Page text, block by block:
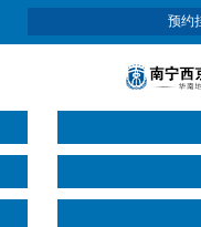
预约